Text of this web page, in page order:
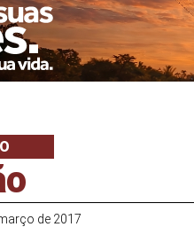
de 2017